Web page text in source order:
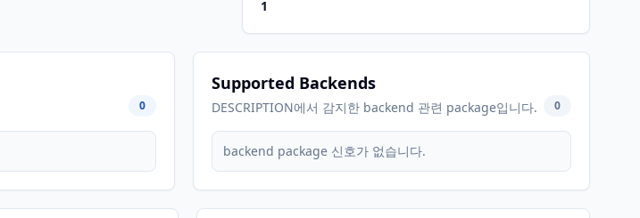
1
0
Supported Backends
DESCRIPTION에서 감지한 backend 관련 package입니다. 0
backend package 신호가 없습니다.